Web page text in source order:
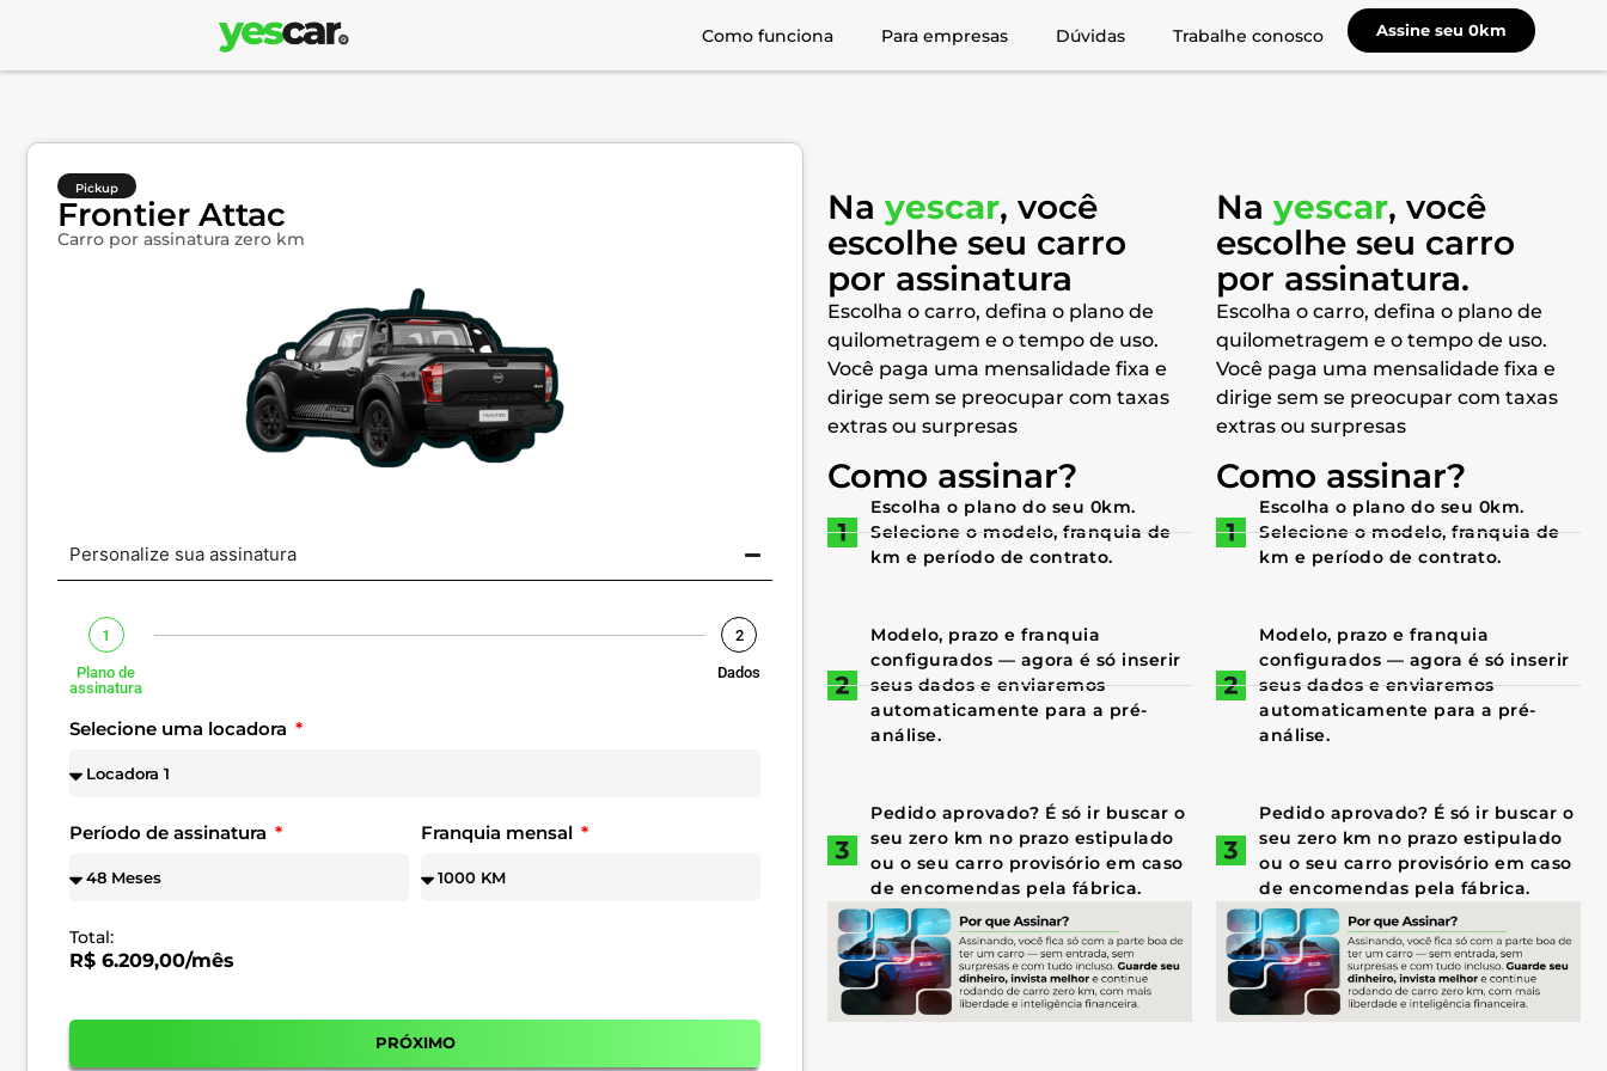
Como funciona Para empresas Dúvidas Trabalhe conosco Assine seu 0km
Pickup
Frontier Attac
Carro por assinatura zero km
Personalize sua assinatura
1
Plano de
assinatura
2
Dados
Selecione uma locadora
Período de assinatura Franquia mensal
Total:
R$ 6.209,00/mês
PRÓXIMO
Na yescar, você
escolhe seu carro
por assinatura
Escolha o carro, defina o plano de
quilometragem e o tempo de uso.
Você paga uma mensalidade fixa e
dirige sem se preocupar com taxas
extras ou surpresas
Como assinar?
Escolha o plano do seu 0km.
Selecione o modelo, franquia de
km e período de contrato.
Modelo, prazo e franquia
configurados — agora é só inserir
seus dados e enviaremos
automaticamente para a pré-
análise.
Pedido aprovado? É só ir buscar o
seu zero km no prazo estipulado
ou o seu carro provisório em caso
de encomendas pela fábrica.
Na yescar, você
escolhe seu carro
por assinatura.
Escolha o carro, defina o plano de
quilometragem e o tempo de uso.
Você paga uma mensalidade fixa e
dirige sem se preocupar com taxas
extras ou surpresas
Como assinar?
Escolha o plano do seu 0km.
Selecione o modelo, franquia de
km e período de contrato.
Modelo, prazo e franquia
configurados — agora é só inserir
seus dados e enviaremos
automaticamente para a pré-
análise.
Pedido aprovado? É só ir buscar o
seu zero km no prazo estipulado
ou o seu carro provisório em caso
de encomendas pela fábrica.